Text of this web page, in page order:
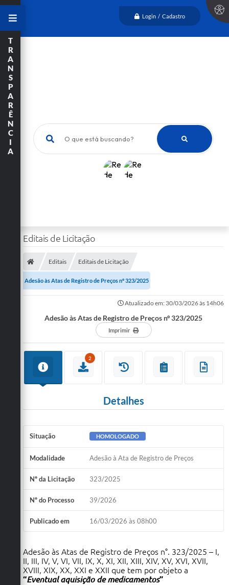
Login / Cadastro
O que está buscando?
T
R
A
N
S
P
A
R
Ê
N
C
I
A
Editais de Licitação
Editais Editais de Licitação
Adesão às Atas de Registro de Preços nº 323/2025
Atualizado em: 30/03/2026 às 14h06
Adesão às Atas de Registro de Preços nº 323/2025
Imprimir
2
Detalhes
Situação HOMOLOGADO
Modalidade Adesão à Ata de Registro de Preços
Nº da Licitação 323/2025
Nº do Processo 39/2026
Publicado em 16/03/2026 às 08h00
Adesão às Atas de Registro de Preços n°. 323/2025 – I,
II, III, IV, V, VI, VII, IX, X, XI, XII, XIII, XIV, XV, XVI, XVII,
XVIII, XIX, XX, XXI e XXII que tem por objeto a
“Eventual aquisição de medicamentos”